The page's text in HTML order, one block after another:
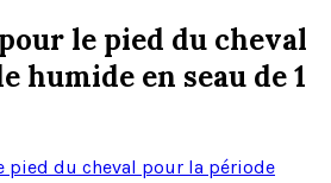
le pied du cheval
humide en seau de 1